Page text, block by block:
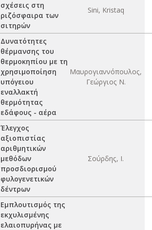
σχέσεις στη
ριζόσφαιρα των
σιτηρών
Sini, Kristaq
Δυνατότητες
θέρμανσης του
θερμοκηπίου με τη
χρησιμοποίηση
υπόγειου
εναλλακτή
θερμότητας
εδάφους - αέρα
Μαυρογιαννόπουλος,
Γεώργιος Ν.
Έλεγχος
αξιοπιστίας
αριθμητικών
μεθόδων
προσδιορισμού
φυλογενετικών
δέντρων
Σούρδης, Ι.
Εμπλουτισμός της
εκχυλισμένης
ελαιοπυρήνας με